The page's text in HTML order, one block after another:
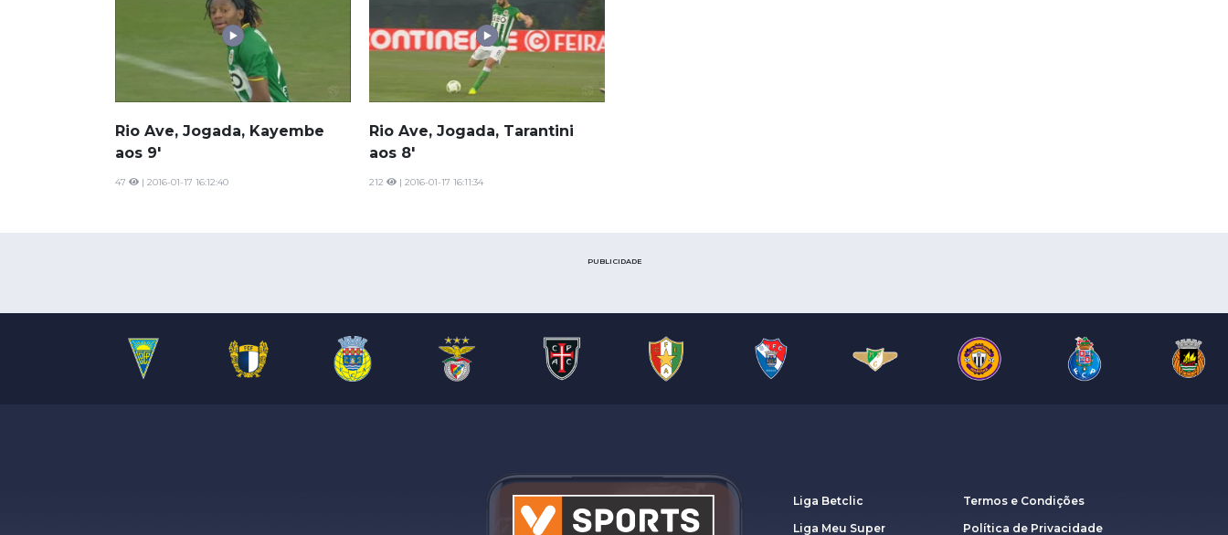
Rio Ave, Jogada, Kayembe
aos 9'
47 | 2016-01-17 16:12:40
Rio Ave, Jogada, Tarantini
aos 8'
212 | 2016-01-17 16:11:34
PUBLICIDADE
Liga Betclic
Liga Meu Super
Termos e Condições
Política de Privacidade